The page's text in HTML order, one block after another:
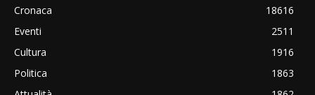
Cronaca
18616
Eventi
2511
Cultura
1916
Politica
1863